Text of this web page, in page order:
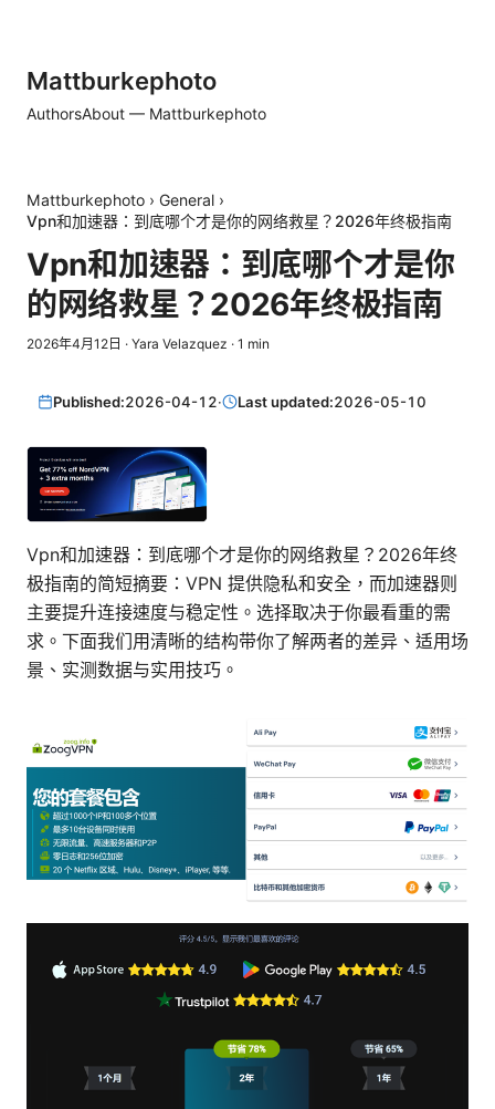
Mattburkephoto
AuthorsAbout — Mattburkephoto
Mattburkephoto › General ›
Vpn和加速器：到底哪个才是你的网络救星？2026年终极指南
Vpn和加速器：到底哪个才是你
的网络救星？2026年终极指南
2026年4月12日 · Yara Velazquez · 1 min
Published:2026-04-12· Last updated:2026-05-10
Vpn和加速器：到底哪个才是你的网络救星？2026年终
极指南的简短摘要：VPN 提供隐私和安全，而加速器则
主要提升连接速度与稳定性。选择取决于你最看重的需
求。下面我们用清晰的结构带你了解两者的差异、适用场
景、实测数据与实用技巧。